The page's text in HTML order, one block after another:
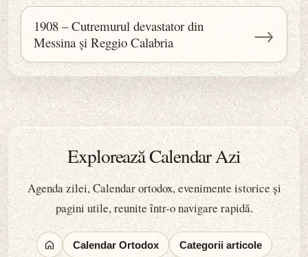
1908 – Cutremurul devastator din
Messina și Reggio Calabria
→
Explorează Calendar Azi
Agenda zilei, Calendar ortodox, evenimente istorice și
pagini utile, reunite într-o navigare rapidă.
Calendar Ortodox Categorii articole